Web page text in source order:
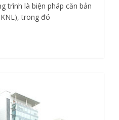
trình là biện pháp căn bản
trong đó